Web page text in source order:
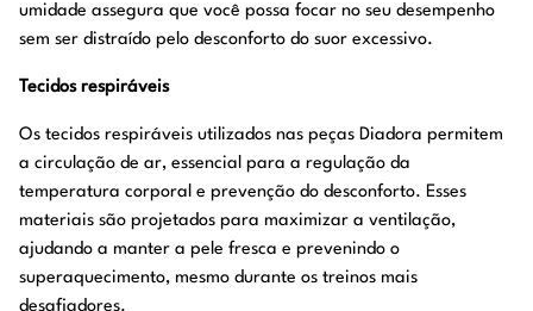
umidade assegura que você possa focar no seu desempenho
sem ser distraído pelo desconforto do suor excessivo.
Tecidos respiráveis
Os tecidos respiráveis utilizados nas peças Diadora permitem
a circulação de ar, essencial para a regulação da
temperatura corporal e prevenção do desconforto. Esses
materiais são projetados para maximizar a ventilação,
ajudando a manter a pele fresca e prevenindo o
superaquecimento, mesmo durante os treinos mais
desafiadores.